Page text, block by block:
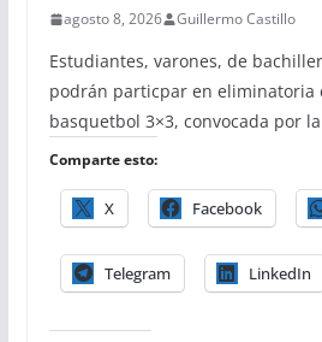
agosto 8, 2026 Guillermo Castillo
Estudiantes, varones, de
podrán particpar en eliminatoria
basquetbol 3×3, convocada por la
Comparte esto:
X Facebook
Telegram LinkedIn